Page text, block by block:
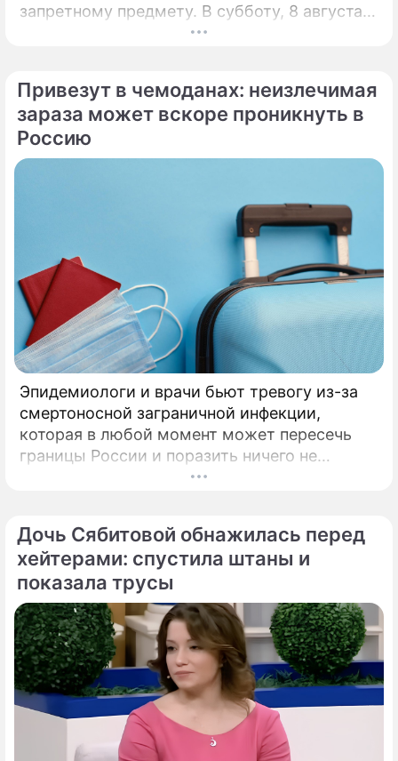
запретному предмету. В субботу, 8 августа,
православная церковь молитвенно чтит
Никомидийских.
Привезут в чемоданах: неизлечимая
зараза может вскоре проникнуть в
Россию
Эпидемиологи и врачи бьют тревогу из-за
смертоносной заграничной инфекции,
которая в любой момент может пересечь
границы России и поразить ничего не
подозревающих граждан. Россию
и смертоносный вирус Бурбон.
Дочь Сябитовой обнажилась перед
хейтерами: спустила штаны и
показала трусы